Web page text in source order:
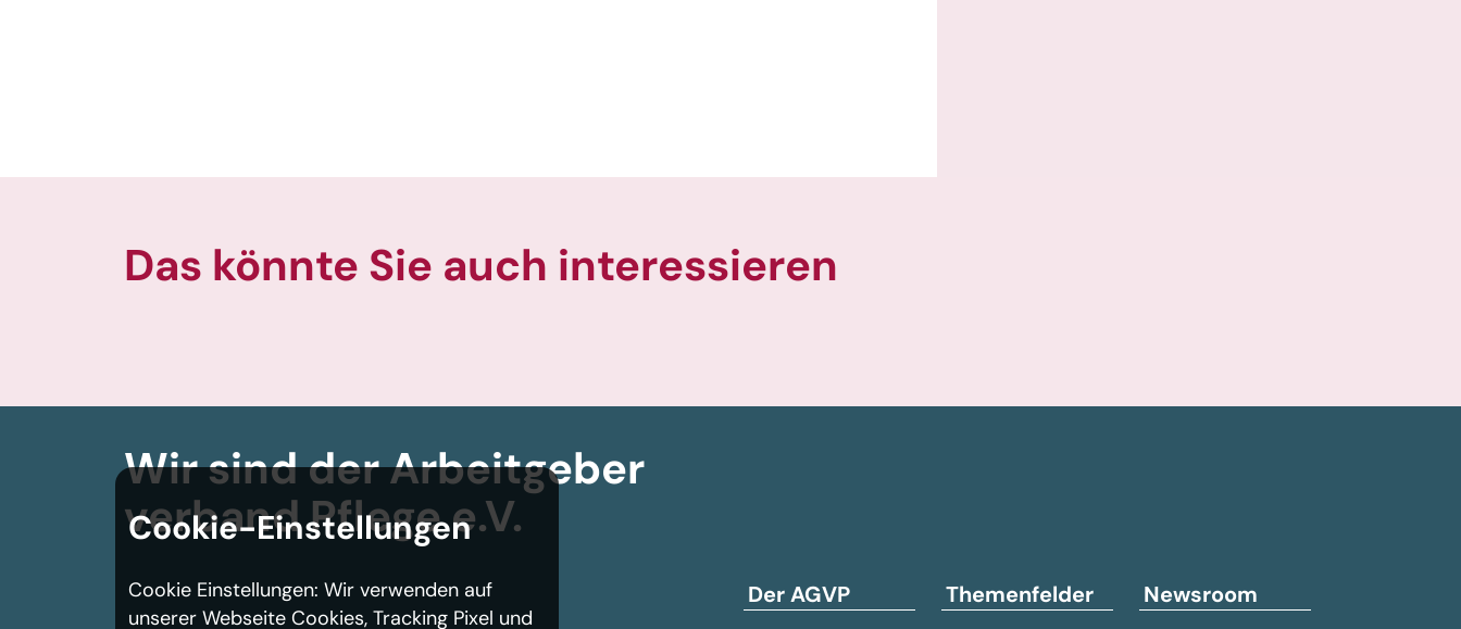
Das könnte Sie auch interessieren
Wir sind der Arbeitgeber­
verbandPflege e.V.
Der AGVP Themenfelder Newsroom
Cookie-Einstellungen
Cookie Einstellungen: Wir verwenden auf
unserer Webseite Cookies, Tracking Pixel und